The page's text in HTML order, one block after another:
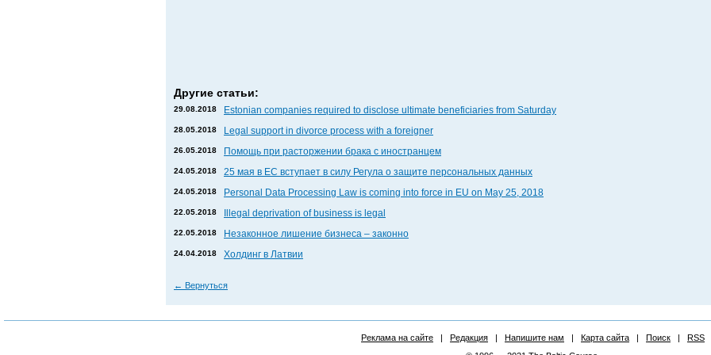
Другие статьи:
29.08.2018 Estonian companies required to disclose ultimate beneficiaries from Saturday
28.05.2018 Legal support in divorce process with a foreigner
26.05.2018 Помощь при расторжении брака с иностранцем
24.05.2018 25 мая в ЕС вступает в силу Регула о защите персональных данных
24.05.2018 Personal Data Processing Law is coming into force in EU on May 25, 2018
22.05.2018 Illegal deprivation of business is legal
22.05.2018 Незаконное лишение бизнеса – законно
24.04.2018 Холдинг в Латвии
← Вернуться
Реклама на сайте | Редакция | Напишите нам | Карта сайта | Поиск |
RSS